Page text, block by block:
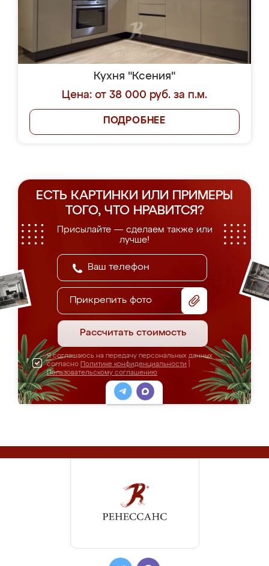
Кухня "Ксения"
Цена: от 38 000 руб. за п.м.
ПОДРОБНЕЕ
ЕСТЬ КАРТИНКИ ИЛИ ПРИМЕРЫ
ТОГО, ЧТО НРАВИТСЯ?
Присылайте — сделаем также или
лучше!
Прикрепить фото
Рассчитать стоимость
Я соглашаюсь на передачу персональных данных
согласно Политике конфиденциальности
Пользовательскому соглашению